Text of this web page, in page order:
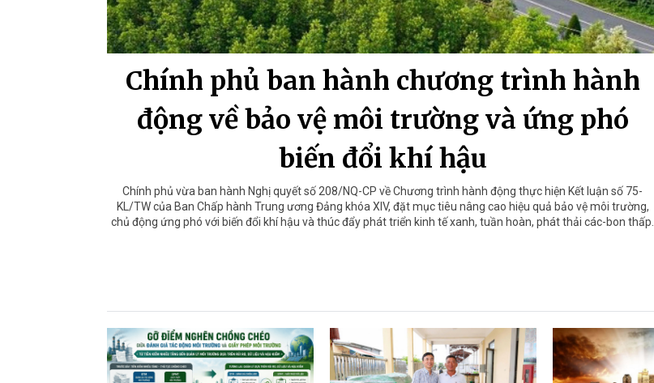
Chính phủ ban hành chương trình hành
động về bảo vệ môi trường và ứng phó
biến đổi khí hậu
Chính phủ vừa ban hành Nghị quyết số 208/NQ-CP về Chương trình hành động thực hiện Kết luận số 75-
KL/TW của Ban Chấp hành Trung ương Đảng khóa XIV, đặt mục tiêu nâng cao hiệu quả bảo vệ môi trường,
chủ động ứng phó với biến đổi khí hậu và thúc đẩy phát triển kinh tế xanh, tuần hoàn, phát thải các-bon thấp.